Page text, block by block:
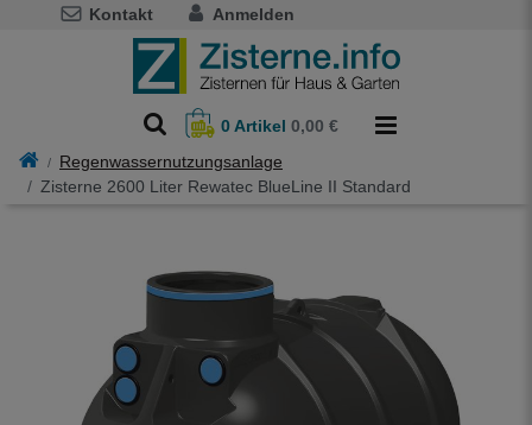
Kontakt Anmelden
0Artikel 0,00 €
Regenwassernutzungsanlage
Zisterne 2600 Liter Rewatec BlueLine II Standard